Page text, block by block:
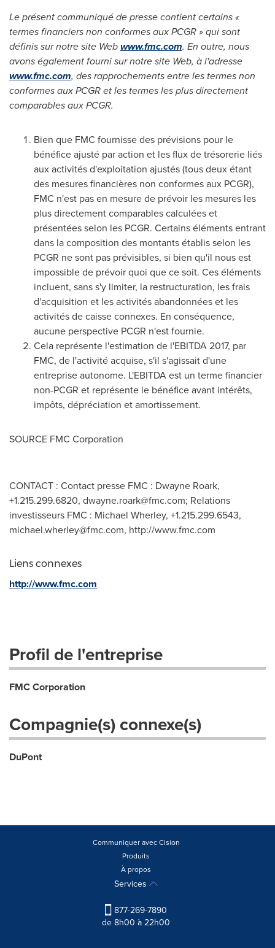
Le présent communiqué de presse contient certains «
termes financiers non conformes aux PCGR » qui sont
définis sur notre site Webwww.fmc.com. En outre, nous
avons également fourni sur notre site Web, à l'adresse
www.fmc.com, des rapprochements entre les termes non
conformes aux PCGR et les termes les plus directement
comparables aux PCGR.
Bien que FMC fournisse des prévisions pour le
bénéfice ajusté par action et les flux de trésorerie liés
aux activités d'exploitation ajustés (tous deux étant
des mesures financières non conformes aux PCGR),
FMC n'est pas en mesure de prévoir les mesures les
plus directement comparables calculées et
présentées selon les PCGR. Certains éléments entrant
dans la composition des montants établis selon les
PCGR ne sont pas prévisibles, si bien qu'il nous est
impossible de prévoir quoi que ce soit. Ces éléments
incluent, sans s'y limiter, la restructuration, les frais
d'acquisition et les activités abandonnées et les
activités de caisse connexes. En conséquence,
aucune perspective PCGR n'est fournie.
Cela représente l'estimation de l'EBITDA 2017, par
FMC, de l'activité acquise, s'il s'agissait d'une
entreprise autonome. L'EBITDA est un terme financier
non-PCGR et représente le bénéfice avant intérêts,
impôts, dépréciation et amortissement.
SOURCE FMC Corporation
CONTACT : Contact presse FMC : Dwayne Roark,
+1.215.299.6820, dwayne.roark@fmc.com; Relations
investisseurs FMC : Michael Wherley, +1.215.299.6543,
michael.wherley@fmc.com, http://www.fmc.com
Liens connexes
http://www.fmc.com
Profil de l'entreprise
FMC Corporation
Compagnie(s) connexe(s)
DuPont
Communiquer avec Cision
Produits
À propos
Services
877-269-7890
de 8h00 à 22h00